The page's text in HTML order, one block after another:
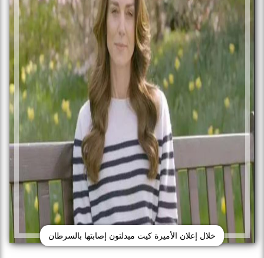
خلال إعلان الأميرة كيت ميدلتون إصابتها بالسرطان